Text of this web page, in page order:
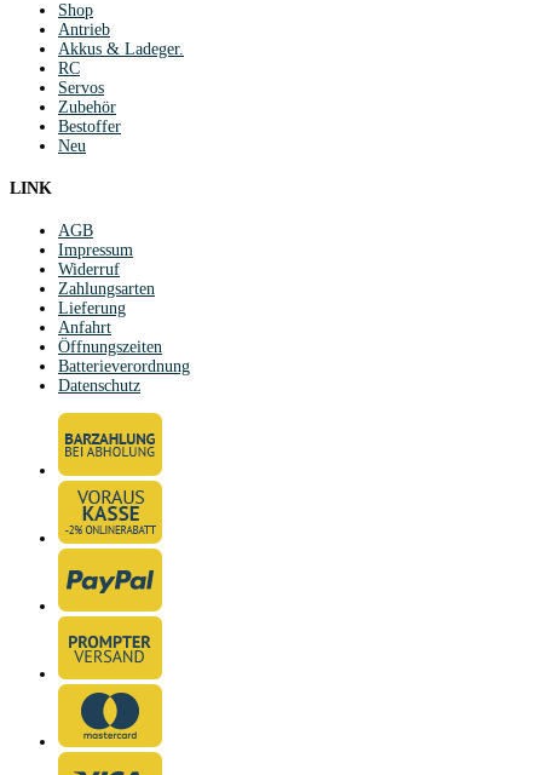
Shop
Antrieb
Akkus & Ladeger.
RC
Servos
Zubehör
Bestoffer
Neu
LINK
AGB
Impressum
Widerruf
Zahlungsarten
Lieferung
Anfahrt
Öffnungszeiten
Batterieverordnung
Datenschutz